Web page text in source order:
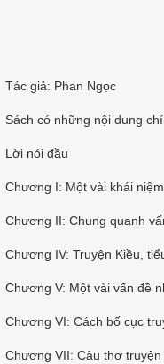
Tác giả: Phan Ngọc
Sách có những nội dung
Lời nói đầu
Chương I: Một vài khái
Chương II: Chung quanh
Chương IV: Truyện Kiều,
Chương V: Một vài vấn đề
Chương VI: Cách bố cục
Chương VII: Câu thơ truyện